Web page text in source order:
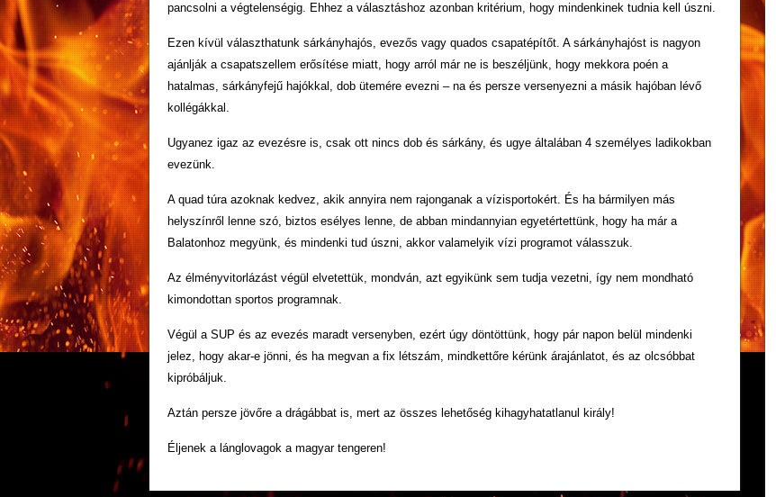
pancsolni a végtelenségig. Ehhez a választáshoz azonban kritérium, hogy mindenkinek tudnia kell úszni.
Ezen kívül választhatunk sárkányhajós, evezős vagy quados csapatépítőt. A sárkányhajóst is nagyon
ajánlják a csapatszellem erősítése miatt, hogy arról már ne is beszéljünk, hogy mekkora poén a
hatalmas, sárkányfejű hajókkal, dob ütemére evezni – na és persze versenyezni a másik hajóban lévő
kollégákkal.
Ugyanez igaz az evezésre is, csak ott nincs dob és sárkány, és ugye általában 4 személyes ladikokban
evezünk.
A quad túra azoknak kedvez, akik annyira nem rajonganak a vízisportokért. És ha bármilyen más
helyszínről lenne szó, biztos esélyes lenne, de abban mindannyian egyetértettünk, hogy ha már a
Balatonhoz megyünk, és mindenki tud úszni, akkor valamelyik vízi programot válasszuk.
Az élményvitorlázást végül elvetettük, mondván, azt egyikünk sem tudja vezetni, így nem mondható
kimondottan sportos programnak.
Végül a SUP és az evezés maradt versenyben, ezért úgy döntöttünk, hogy pár napon belül mindenki
jelez, hogy akar-e jönni, és ha megvan a fix létszám, mindkettőre kérünk árajánlatot, és az olcsóbbat
kipróbáljuk.
Aztán persze jövőre a drágábbat is, mert az összes lehetőség kihagyhatatlanul király!
Éljenek a lánglovagok a magyar tengeren!